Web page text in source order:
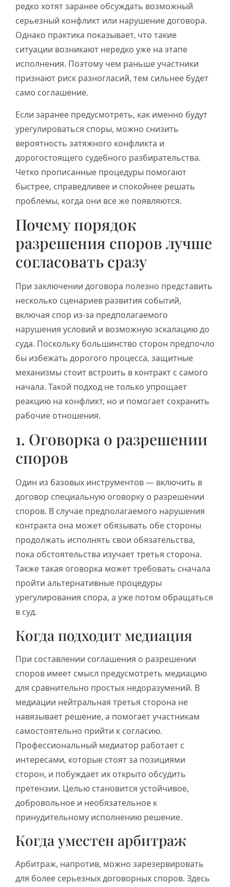
редко хотят заранее обсуждать возможный
серьезный конфликт или нарушение договора.
Однако практика показывает, что такие
ситуации возникают нередко уже на этапе
исполнения. Поэтому чем раньше участники
признают риск разногласий, тем сильнее будет
само соглашение.
Если заранее предусмотреть, как именно будут
урегулироваться споры, можно снизить
вероятность затяжного конфликта и
дорогостоящего судебного разбирательства.
Четко прописанные процедуры помогают
быстрее, справедливее и спокойнее решать
проблемы, когда они все же появляются.
Почему порядок
разрешения споров лучше
согласовать сразу
При заключении договора полезно представить
несколько сценариев развития событий,
включая спор из-за предполагаемого
нарушения условий и возможную эскалацию до
суда. Поскольку большинство сторон предпочло
бы избежать дорогого процесса, защитные
механизмы стоит встроить в контракт с самого
начала. Такой подход не только упрощает
реакцию на конфликт, но и помогает сохранить
рабочие отношения.
1. Оговорка о разрешении
споров
Один из базовых инструментов — включить в
договор специальную оговорку о разрешении
споров. В случае предполагаемого нарушения
контракта она может обязывать обе стороны
продолжать исполнять свои обязательства,
пока обстоятельства изучает третья сторона.
Также такая оговорка может требовать сначала
пройти альтернативные процедуры
урегулирования спора, а уже потом обращаться
в суд.
Когда подходит медиация
При составлении соглашения о разрешении
споров имеет смысл предусмотреть медиацию
для сравнительно простых недоразумений. В
медиации нейтральная третья сторона не
навязывает решение, а помогает участникам
самостоятельно прийти к согласию.
Профессиональный медиатор работает с
интересами, которые стоят за позициями
сторон, и побуждает их открыто обсудить
претензии. Целью становится устойчивое,
добровольное и необязательное к
принудительному исполнению решение.
Когда уместен арбитраж
Арбитраж, напротив, можно зарезервировать
для более серьезных договорных споров. Здесь